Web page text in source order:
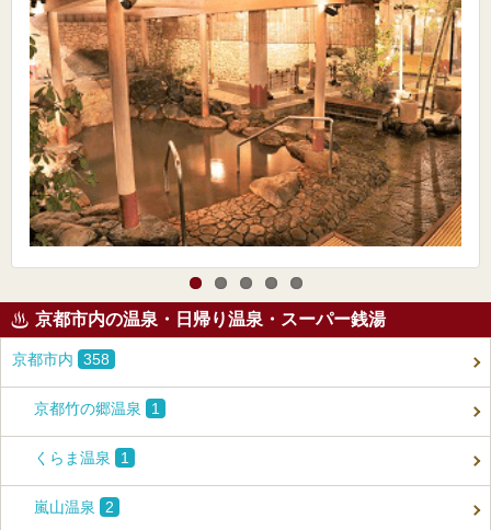
京都市内の温泉・日帰り温泉・スーパー銭湯
京都市内 358
京都竹の郷温泉 1
くらま温泉 1
嵐山温泉 2